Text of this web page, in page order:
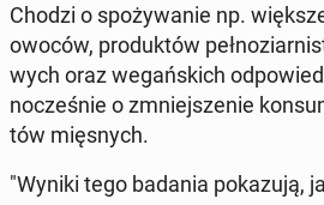
Chodzi o spo­ży­wa­nie np.
owoców, pro­duk­tów
wych oraz we­gań­skich
no­cze­śnie o zmniej­sze­nie
tów mię­snych.
"Wyniki tego badania po­ka­zu­ją,